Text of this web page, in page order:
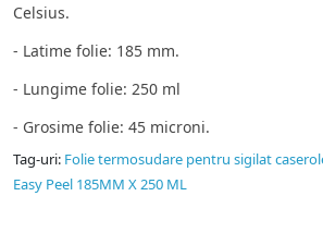
Celsius.
- Latime folie: 185 mm.
- Lungime folie: 250 ml
- Grosime folie: 45 microni.
Tag-uri: Folie termosudare pentru sigilat
Easy Peel 185MM X 250 ML